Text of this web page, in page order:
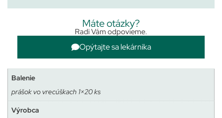
Máte otázky?
Radi Vám odpovieme.
Opýtajte sa lekárnika
Balenie
prášok vo vrecúškach 1×20 ks
Výrobca